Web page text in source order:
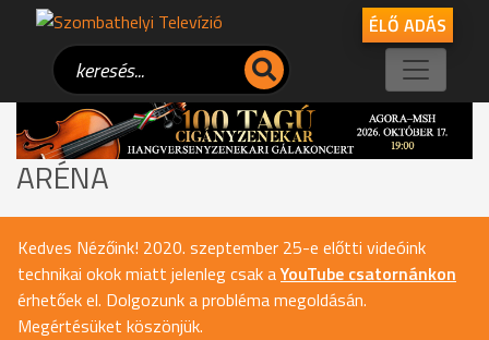
ÉLŐ ADÁS
ARÉNA
Kedves Nézőink! 2020. szeptember 25-e előtti videóink
technikai okok miatt jelenleg csak aYouTube csatornánkon
érhetőek el. Dolgozunk a probléma megoldásán.
Megértésüket köszönjük.